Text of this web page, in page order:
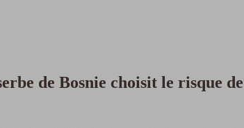
de Bosnie choisit le risque de